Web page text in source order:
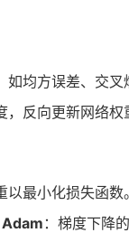
均方误差、交叉
反向更新网络权
最小化损失函数。
Adam ：梯度下降